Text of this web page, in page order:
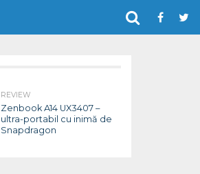
REVIEW
Zenbook A14 UX3407 –
ultra-portabil cu inimă de
Snapdragon